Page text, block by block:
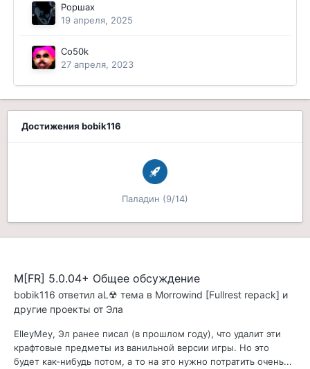
Роршах
19 апреля, 2025
Co50k
27 апреля, 2023
Достижения bobik116
Паладин (9/14)
M[FR] 5.0.04+ Общее обсуждение
bobik116 ответил aL☢ тема в Morrowind [Fullrest repack] и
другие проекты от Эла
ElleyMey, Эл ранее писал (в прошлом году), что удалит эти
крафтовые предметы из ванильной версии игры. Но это
будет как-нибудь потом, а то на это нужно потратить очень...